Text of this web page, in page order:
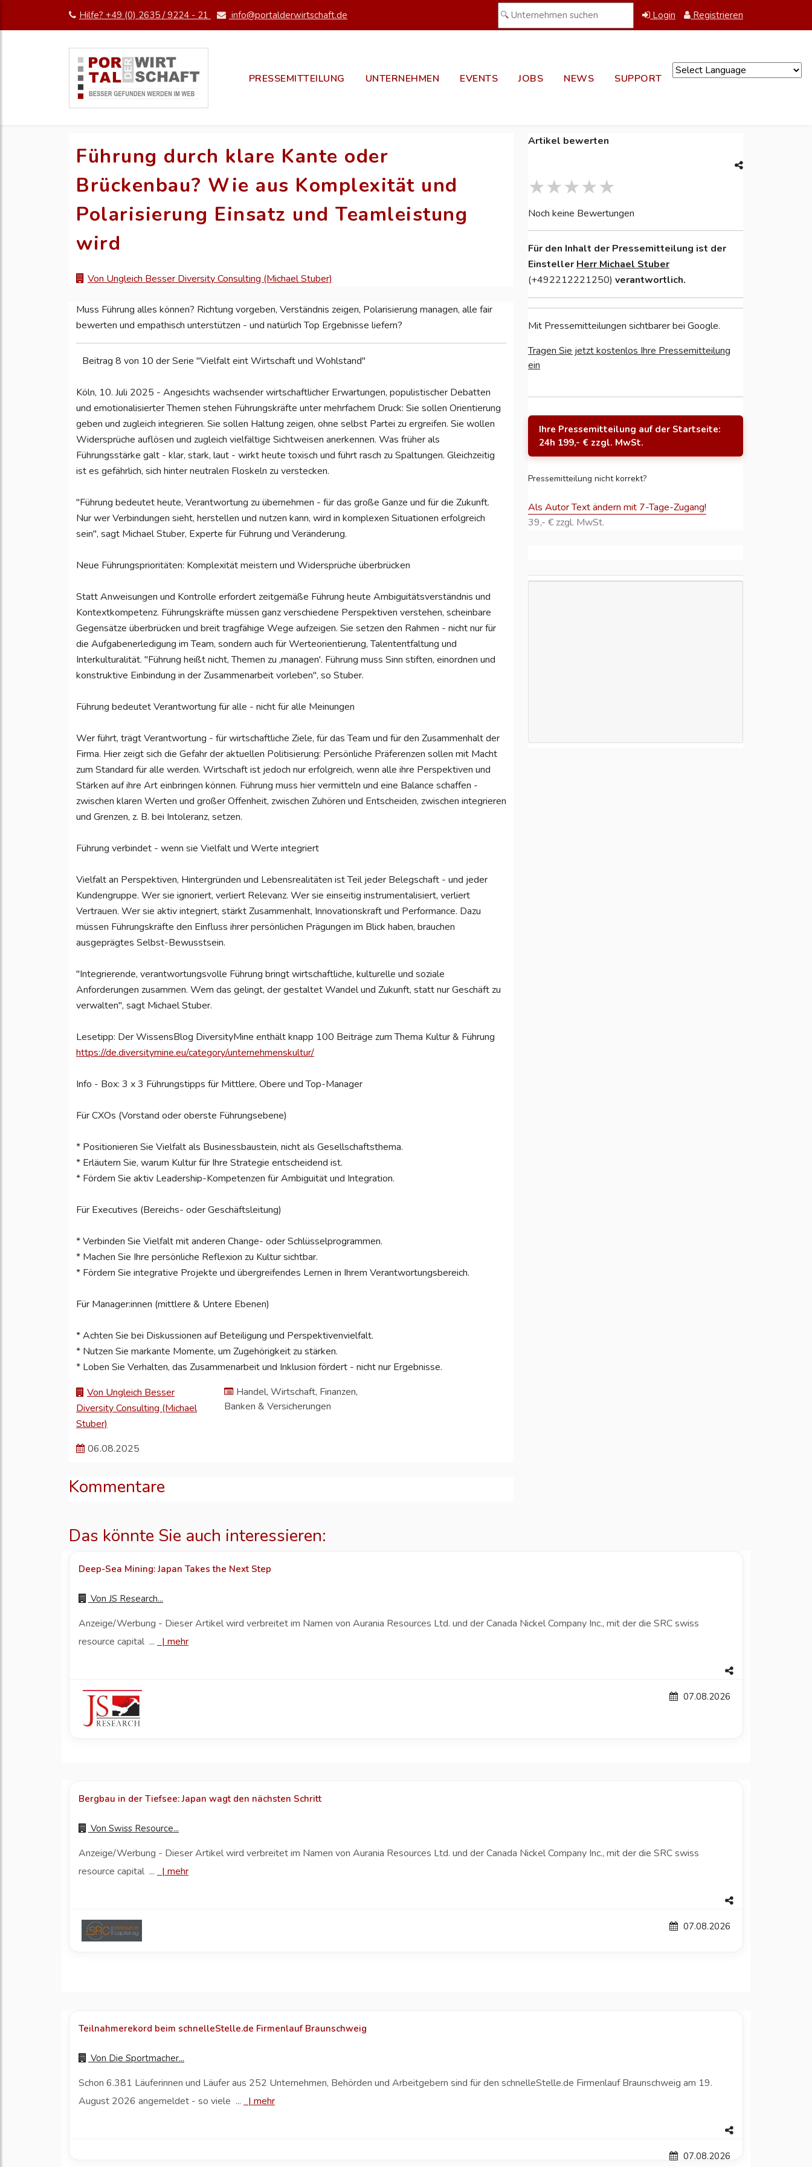
Hilfe? +49 (0) 2635 / 9224 - 21 info@portalderwirtschaft.de Login Registrieren
PRESSEMITTEILUNG UNTERNEHMEN EVENTS JOBS NEWS SUPPORT
Führung durch klare Kante oder
Brückenbau? Wie aus Komplexität und
Polarisierung Einsatz und Teamleistung
wird
Von Ungleich Besser Diversity Consulting (Michael Stuber)
Muss Führung alles können? Richtung vorgeben, Verständnis zeigen, Polarisierung managen, alle fair
bewerten und empathisch unterstützen - und natürlich Top Ergebnisse liefern?
Beitrag 8 von 10 der Serie "Vielfalt eint Wirtschaft und Wohlstand"
Köln, 10. Juli 2025 - Angesichts wachsender wirtschaftlicher Erwartungen, populistischer Debatten
und emotionalisierter Themen stehen Führungskräfte unter mehrfachem Druck: Sie sollen Orientierung
geben und zugleich integrieren. Sie sollen Haltung zeigen, ohne selbst Partei zu ergreifen. Sie wollen
Widersprüche auflösen und zugleich vielfältige Sichtweisen anerkennen. Was früher als
Führungsstärke galt - klar, stark, laut - wirkt heute toxisch und führt rasch zu Spaltungen. Gleichzeitig
ist es gefährlich, sich hinter neutralen Floskeln zu verstecken.
"Führung bedeutet heute, Verantwortung zu übernehmen - für das große Ganze und für die Zukunft.
Nur wer Verbindungen sieht, herstellen und nutzen kann, wird in komplexen Situationen erfolgreich
sein", sagt Michael Stuber, Experte für Führung und Veränderung.
Neue Führungsprioritäten: Komplexität meistern und Widersprüche überbrücken
Statt Anweisungen und Kontrolle erfordert zeitgemäße Führung heute Ambiguitätsverständnis und
Kontextkompetenz. Führungskräfte müssen ganz verschiedene Perspektiven verstehen, schein­bare
Gegensätze überbrücken und breit tragfähige Wege aufzeigen. Sie setzen den Rahmen - nicht nur für
die Aufgabenerledigung im Team, sondern auch für Werteorientierung, Talent­entfaltung und
Interkulturalität. "Führung heißt nicht, Themen zu ‚managen'. Führung muss Sinn stiften, einordnen und
konstruktive Einbindung in der Zusammenarbeit vorleben", so Stuber.
Führung bedeutet Verantwortung für alle - nicht für alle Meinungen
Wer führt, trägt Verantwortung - für wirtschaftliche Ziele, für das Team und für den Zusammen­halt der
Firma. Hier zeigt sich die Gefahr der aktuellen Politisierung: Persönliche Präferenzen sollen mit Macht
zum Standard für alle werden. Wirtschaft ist jedoch nur erfolgreich, wenn alle ihre Perspektiven und
Stärken auf ihre Art einbringen können. Führung muss hier vermitteln und eine Balance schaffen -
zwischen klaren Werten und großer Offenheit, zwischen Zuhören und Entscheiden, zwischen integrieren
und Grenzen, z. B. bei Intoleranz, setzen.
Führung verbindet - wenn sie Vielfalt und Werte integriert
Vielfalt an Perspektiven, Hintergründen und Lebensrealitäten ist Teil jeder Belegschaft - und jeder
Kundengruppe. Wer sie ignoriert, verliert Relevanz. Wer sie einseitig instrumentalisiert, verliert
Vertrauen. Wer sie aktiv integriert, stärkt Zusammenhalt, Innovationskraft und Performance. Dazu
müssen Führungskräfte den Einfluss ihrer persönlichen Prägungen im Blick haben, brauchen
ausgeprägtes Selbst-Bewusstsein.
"Integrierende, verantwortungsvolle Führung bringt wirtschaftliche, kulturelle und soziale
Anforderungen zusammen. Wem das gelingt, der gestaltet Wandel und Zukunft, statt nur Geschäft zu
verwalten", sagt Michael Stuber.
Lesetipp: Der WissensBlog DiversityMine enthält knapp 100 Beiträge zum Thema Kultur & Führung
https://de.diversitymine.eu/category/unternehmenskultur/
Info - Box: 3 x 3 Führungstipps für Mittlere, Obere und Top-Manager
Für CXOs (Vorstand oder oberste Führungsebene)
* Positionieren Sie Vielfalt als Businessbaustein, nicht als Gesellschaftsthema.
* Erläutern Sie, warum Kultur für Ihre Strategie entscheidend ist.
* Fördern Sie aktiv Leadership-Kompetenzen für Ambiguität und Integration.
Für Executives (Bereichs- oder Geschäftsleitung)
* Verbinden Sie Vielfalt mit anderen Change- oder Schlüsselprogrammen.
* Machen Sie Ihre persönliche Reflexion zu Kultur sichtbar.
* Fördern Sie integrative Projekte und übergreifendes Lernen in Ihrem Verantwortungsbereich.
Für Manager:innen (mittlere & Untere Ebenen)
* Achten Sie bei Diskussionen auf Beteiligung und Perspektivenvielfalt.
* Nutzen Sie markante Momente, um Zugehörigkeit zu stärken.
* Loben Sie Verhalten, das Zusammenarbeit und Inklusion fördert - nicht nur Ergebnisse.
Von Ungleich Besser
Diversity Consulting (Michael
Stuber)
Handel, Wirtschaft, Finanzen,
Banken & Versicherungen
06.08.2025
Kommentare
Artikel bewerten
Noch keine Bewertungen
Für den Inhalt der Pressemitteilung ist der
Einsteller Herr Michael Stuber
(+492212221250) verantwortlich.
Mit Pressemitteilungen sichtbarer bei Google.
Tragen Sie jetzt kostenlos Ihre Pressemitteilung
ein
Ihre Pressemitteilung auf der Startseite:
24h 199,- € zzgl. MwSt.
Pressemitteilung nicht korrekt?
Als Autor Text ändern mit 7-Tage-Zugang!
39,- € zzgl. MwSt.
Das könnte Sie auch interessieren:
Deep-Sea Mining: Japan Takes the Next Step
Von JS Research...
Anzeige/Werbung - Dieser Artikel wird verbreitet im Namen von Aurania Resources Ltd. und der Canada Nickel Company Inc., mit der die SRC swiss
resource capital ... |mehr
07.08.2026
Bergbau in der Tiefsee: Japan wagt den nächsten Schritt
Von Swiss Resource...
Anzeige/Werbung - Dieser Artikel wird verbreitet im Namen von Aurania Resources Ltd. und der Canada Nickel Company Inc., mit der die SRC swiss
resource capital ... |mehr
07.08.2026
Teilnahmerekord beim schnelleStelle.de Firmenlauf Braunschweig
Von Die Sportmacher...
Schon 6.381 Läuferinnen und Läufer aus 252 Unternehmen, Behörden und Arbeitgebern sind für den schnelleStelle.de Firmenlauf Braunschweig am 19.
August 2026 angemeldet - so viele ... |mehr
07.08.2026